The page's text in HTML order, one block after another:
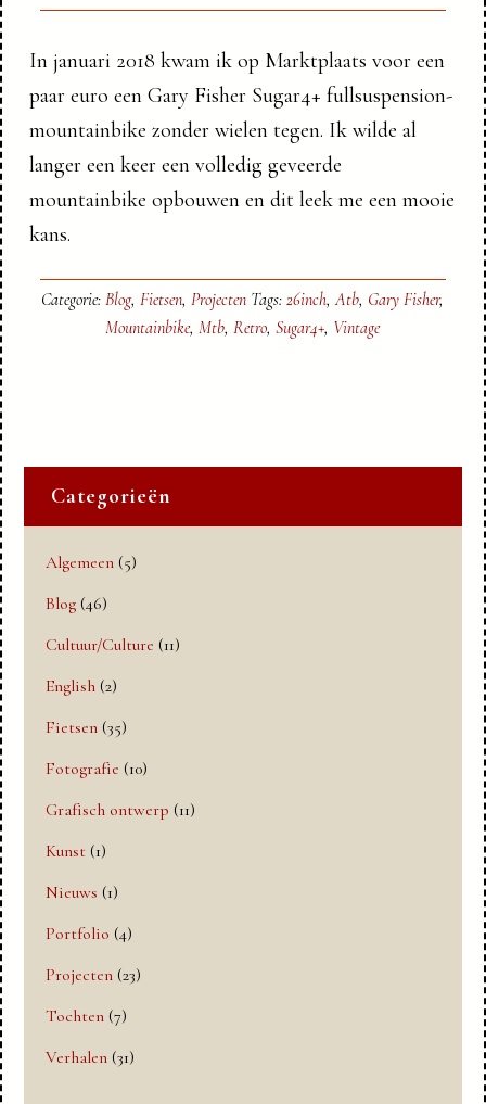
In januari 2018 kwam ik op Marktplaats voor een
paar euro een Gary Fisher Sugar4+ fullsuspension-
mountainbike zonder wielen tegen. Ik wilde al
langer een keer een volledig geveerde
mountainbike opbouwen en dit leek me een mooie
kans.
Categorie:Blog,Fietsen,Projecten Tags:26inch,Atb, Gary Fisher,
Mountainbike,Mtb,Retro,Sugar4+, Vintage
Categorieën
Algemeen (5)
Blog (46)
Cultuur/Culture (11)
English (2)
Fietsen (35)
Fotografie (10)
Grafisch ontwerp (11)
Kunst (1)
Nieuws (1)
Portfolio (4)
Projecten (23)
Tochten (7)
Verhalen (31)